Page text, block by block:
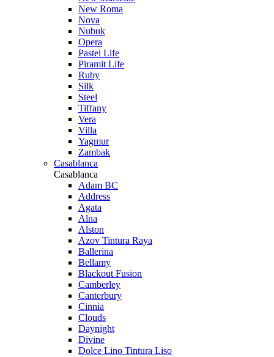
New Roma
Nova
Nubuk
Opera
Pastel Life
Piramit Life
Ruby
Silk
Steel
Tiffany
Vera
Villa
Yagmur
Zambak
Casablanca
Casablanca
Adam BC
Address
Agata
Alna
Alston
Azov Tintura Raya
Ballerina
Bellamy
Blackout Fusion
Camberley
Canterbury
Cinnia
Clouds
Daynight
Divine
Dolce Lino Tintura Liso